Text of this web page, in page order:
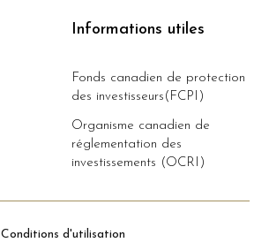
Informations utiles
Fonds canadien de protection
des investisseurs(FCPI)
Organisme canadien de
réglementation des
investissements (OCRI)
Conditions d'utilisation